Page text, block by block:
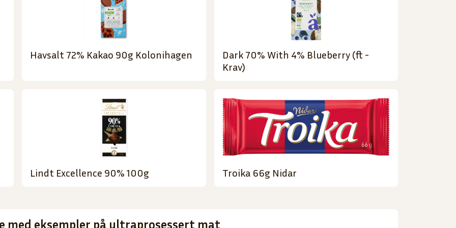
Havsalt 72% Kakao 90g Kolonihagen
Dark 70% With 4% Blueberry (ft -
Krav)
Lindt Excellence 90% 100g Troika 66g Nidar
med eksempler på ultraprosessert mat